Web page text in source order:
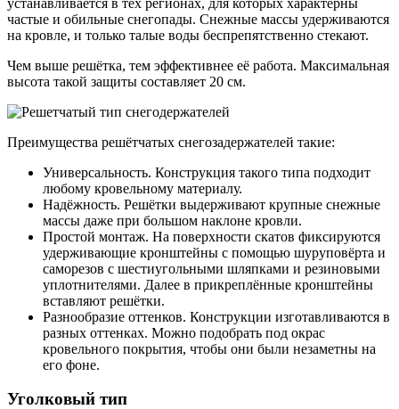
частые и обильные снегопады. Снежные массы удерживаются
на кровле, и только талые воды беспрепятственно стекают.
Чем выше решётка, тем эффективнее её работа. Максимальная
высота такой защиты составляет 20 см.
Преимущества решётчатых снегозадержателей такие:
Универсальность. Конструкция такого типа подходит
любому кровельному материалу.
Надёжность. Решётки выдерживают крупные снежные
массы даже при большом наклоне кровли.
Простой монтаж. На поверхности скатов фиксируются
удерживающие кронштейны с помощью шуруповёрта и
саморезов с шестиугольными шляпками и резиновыми
уплотнителями. Далее в прикреплённые кронштейны
вставляют решётки.
Разнообразие оттенков. Конструкции изготавливаются в
разных оттенках. Можно подобрать под окрас
кровельного покрытия, чтобы они были незаметны на
его фоне.
Уголковый тип